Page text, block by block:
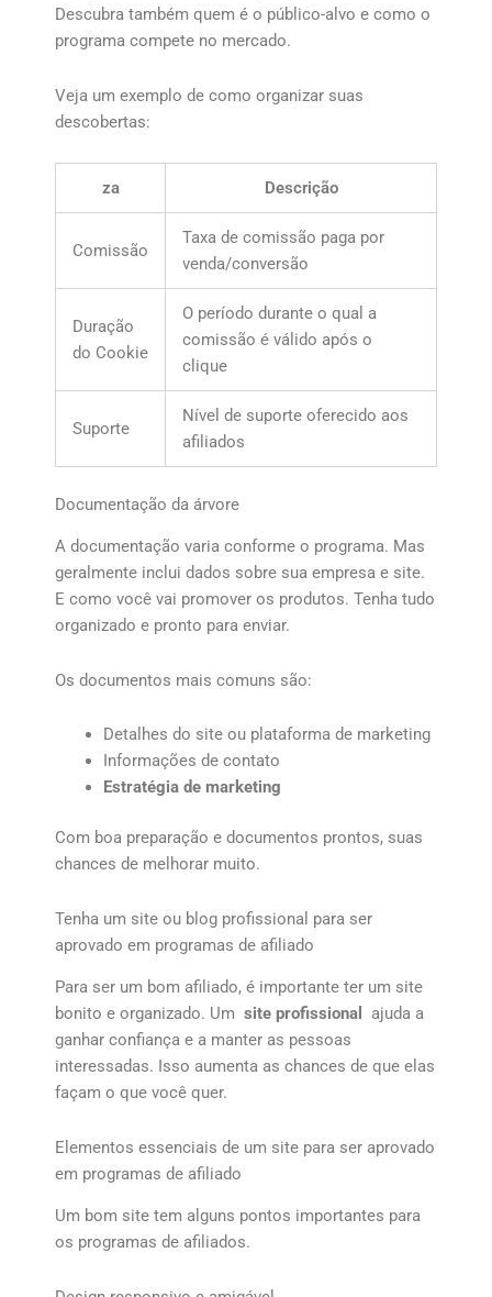
Descubra também quem é o público-alvo e como o
programa compete no mercado.
Veja um exemplo de como organizar suas
descobertas:
za Descrição
Comissão
Taxa de comissão paga por
venda/conversão
Duração
do Cookie
O período durante o qual a
comissão é válido após o
clique
Suporte
Nível de suporte oferecido aos
afiliados
Documentação da árvore
A documentação varia conforme o programa. Mas
geralmente inclui dados sobre sua empresa e site.
E como você vai promover os produtos. Tenha tudo
organizado e pronto para enviar.
Os documentos mais comuns são:
Detalhes do site ou plataforma de marketing
Informações de contato
Estratégia de marketing
Com boa preparação e documentos prontos, suas
chances de melhorar muito.
Tenha um site ou blog profissional para ser
aprovado em programas de afiliado
Para ser um bom afiliado, é importante ter um site
bonito e organizado. Um site profissional
ajuda a
ganhar confiança e a manter as pessoas
interessadas. Isso aumenta as chances de que elas
façam o que você quer.
Elementos essenciais de um site para ser aprovado
em programas de afiliado
Um bom site tem alguns pontos importantes para
os programas de afiliados.